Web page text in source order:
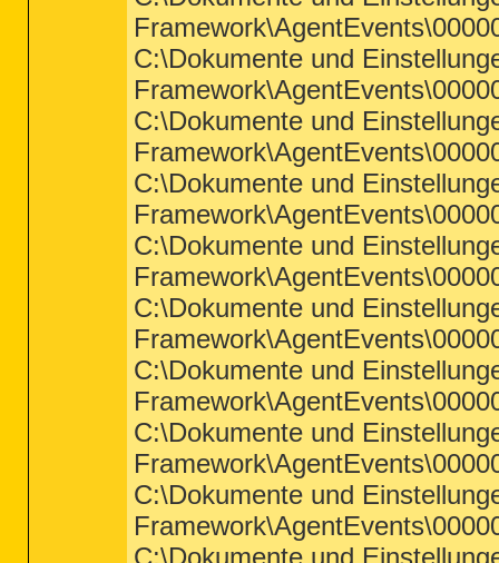
C:\Dokumente und
C:\Dokumente und
C:\Dokumente und
C:\Dokumente und
C:\Dokumente und
C:\Dokumente und
C:\Dokumente und
C:\Dokumente und